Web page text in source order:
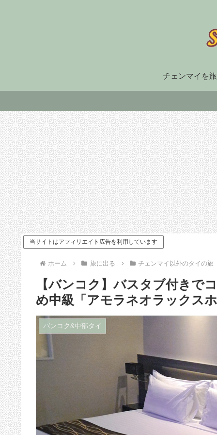
チェンマイを
）長
のリ
新の手
空港、駅、バスターミナル
【2025年最新】チェン
マイ空港”超”詳細ガイ
ド 降機後の注意点か
ら市内移動、出発時の
手続きや食事まで
空港・航空機材・機内食
タイ航空利用者ならこ
こ一択！ スワンナプ
ーム空港国際線出国後
すぐの「ロイヤルオー
キッドラウンジ」
当サイトはアフィリエイト広告を利用しています
ホーム 旅に出る チェンマイ以外のタイの旅
【バンコク】バスタブ付き
め中級「アモラネオラックス
バンコク&中部タイ